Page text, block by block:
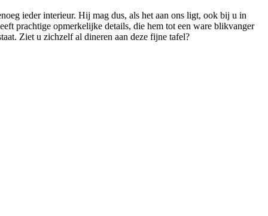
ieder interieur. Hij mag dus, als het aan ons ligt, ook bij u in
prachtige opmerkelijke details, die hem tot een ware blikvanger
Ziet u zichzelf al dineren aan deze fijne tafel?